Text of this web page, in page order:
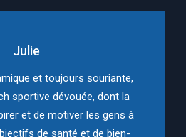
Julie
et toujours souriante,
sportive dévouée, dont la
et de motiver les gens à
de santé et de bien-